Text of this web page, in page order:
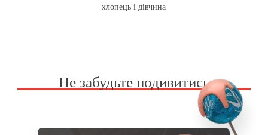
хлопець і дівчина
Не забудьте подивитись